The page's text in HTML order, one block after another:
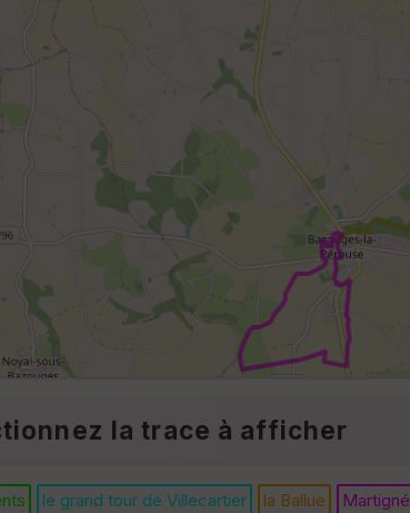
la trace à afficher
le grand tour de Villecartier la Ballue Martigné